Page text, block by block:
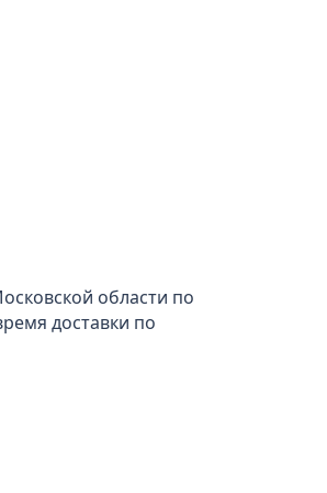
области по
доставки по